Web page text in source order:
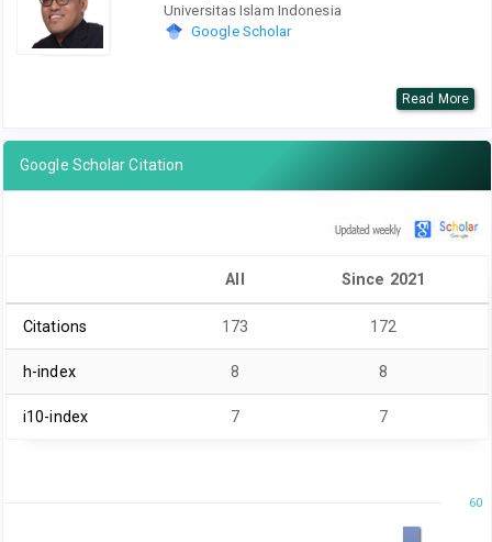
Universitas Islam Indonesia
Google Scholar
Read More
Google Scholar Citation
All Since 2021
Citations 173 172
h-index 8 8
i10-index 7 7
60